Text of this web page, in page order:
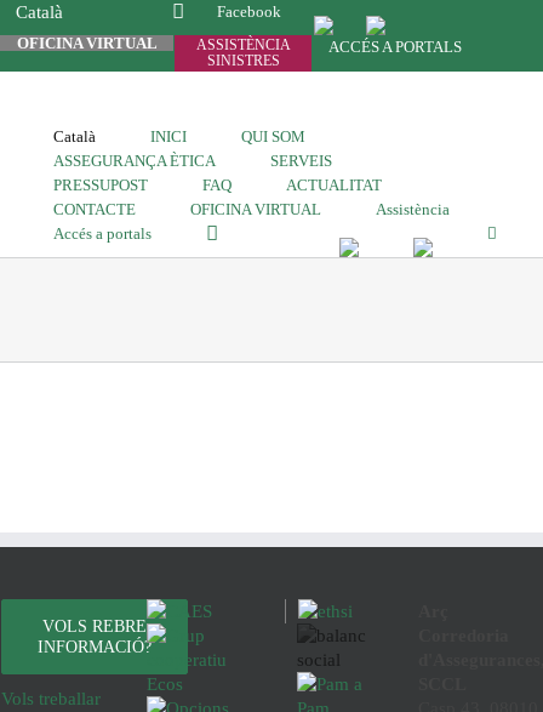
Català
Facebook
OFICINA VIRTUAL
ASSISTÈNCIA
SINISTRES
ACCÉS A PORTALS
Català INICI
QUI SOM
ASSEGURANÇA ÈTICA
SERVEIS
PRESSUPOST
FAQ
ACTUALITAT
CONTACTE
OFICINA VIRTUAL
Assistència
Accés a portals
VOLS REBRE
INFORMACIÓ?
Vols treballar